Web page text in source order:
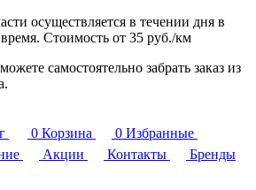
осуществляется в течении дня в
Стоимость от 35 руб./км
самостоятельно забрать заказ из
0 Корзина 0 Избранные
Акции Контакты
Бренды